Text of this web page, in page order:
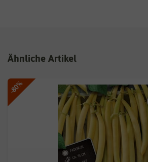
Ähnliche Artikel
-80%